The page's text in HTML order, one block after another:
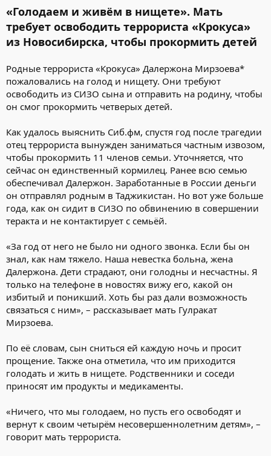
«Голодаем и живём в нищете». Мать
требует освободить террориста «Крокуса»
из Новосибирска, чтобы прокормить детей
Родные террориста «Крокуса» Далержона Мирзоева*
пожаловались на голод и нищету. Они требуют
освободить из СИЗО сына и отправить на родину, чтобы
он смог прокормить четверых детей.
Как удалось выяснить Сиб.фм, спустя год после трагедии
отец террориста вынужден заниматься частным извозом,
чтобы прокормить 11 членов семьи. Уточняется, что
сейчас он единственный кормилец. Ранее всю семью
обеспечивал Далержон. Заработанные в России деньги
он отправлял родным в Таджикистан. Но вот уже больше
года, как он сидит в СИЗО по обвинению в совершении
теракта и не контактирует с семьёй.
«За год от него не было ни одного звонка. Если бы он
знал, как нам тяжело. Наша невестка больна, жена
Далержона. Дети страдают, они голодны и несчастны. Я
только на телефоне в новостях вижу его, какой он
избитый и поникший. Хоть бы раз дали возможность
связаться с ним», – рассказывает мать Гулракат
Мирзоева.
По её словам, сын сниться ей каждую ночь и просит
прощение. Также она отметила, что им приходится
голодать и жить в нищете. Родственники и соседи
приносят им продукты и медикаменты.
«Ничего, что мы голодаем, но пусть его освободят и
вернут к своим четырём несовершеннолетним детям», –
говорит мать террориста.